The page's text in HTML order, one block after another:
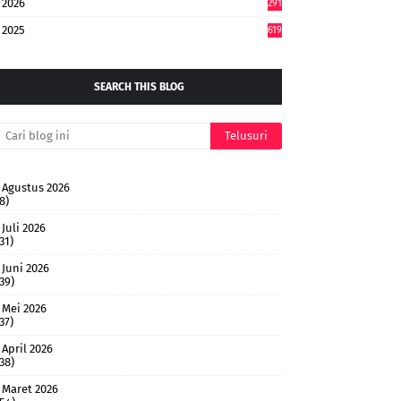
2026 291
2025 619
SEARCH THIS BLOG
Agustus 2026
Juli 2026
Juni 2026
Mei 2026
April 2026
Maret 2026